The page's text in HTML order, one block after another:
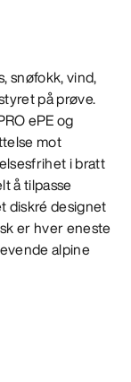
snøfokk, vind,
på prøve.
ePE og
mot
i bratt
å tilpasse
diskré designet
er hver eneste
alpine